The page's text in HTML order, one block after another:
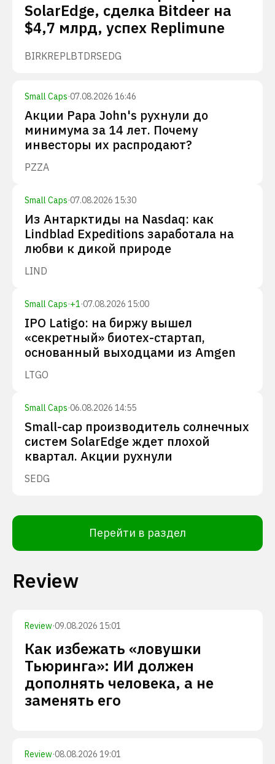
SolarEdge, сделка Bitdeer на
$4,7 млрд, успех Replimune
BIRKREPLBTDRSEDG
Small Caps·07.08.2026 16:46
Акции Papa John's рухнули до
минимума за 14 лет. Почему
инвесторы их распродают?
PZZA
Small Caps·07.08.2026 15:30
Из Антарктиды на Nasdaq: как
Lindblad Expeditions заработала на
любви к дикой природе
LIND
Small Caps·+1·07.08.2026 15:00
IPO Latigo: на биржу вышел
«секретный» биотех-стартап,
основанный выходцами из Amgen
LTGO
Small Caps·06.08.2026 14:55
Small-cap производитель солнечных
систем SolarEdge ждет плохой
квартал. Акции рухнули
SEDG
Перейти в раздел
Review
Review·09.08.2026 15:01
Как избежать «ловушки
Тьюринга»: ИИ должен
дополнять человека, а не
заменять его
Review·08.08.2026 19:01